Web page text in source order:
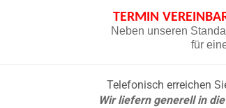
TERMIN
Neben unseren
für
Telefonisch erreichen
Wir liefern generell in